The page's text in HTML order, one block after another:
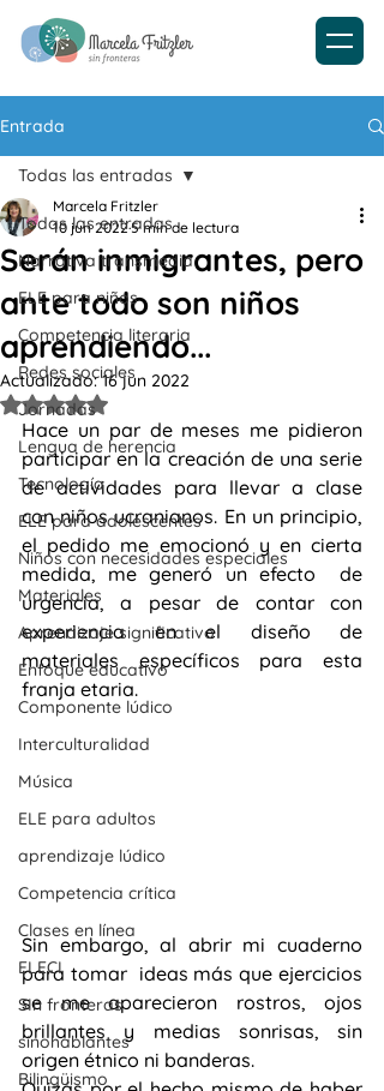
Entrada
Todas las entradas
Narrativa transmedia
ELE para niños
Competencia literaria
Redes sociales
Jornadas
Lengua de herencia
Tecnología
ELE para adolescentes
Niños con necesidades especiales
Materiales
Aprendizaje significativo
Enfoque educativo
Componente lúdico
Interculturalidad
Música
ELE para adultos
aprendizaje lúdico
Competencia crítica
Clases en línea
ELECI
SIn fronteras
sinohablantes
Bilingüismo
Todas las entradas
Serán inmigrantes, pero
ante todo son niños
aprendiendo...
Marcela Fritzler
10 jun 20225 min de lectura
Actualizado:16 jun 2022
Obtuvo NaN de 5 estrellas.
Hace un par de meses me pidieron
participar en la creación de una serie
de actividades para llevar a clase
con niños ucranianos. En un principio,
el pedido me emocionó y en cierta
medida, me generó un efecto  de
urgencia, a pesar de contar con
experiencia en el diseño de
materiales específicos para esta
franja etaria.
Sin embargo, al abrir mi cuaderno
para tomar  ideas más que ejercicios
se me aparecieron rostros, ojos
brillantes y medias sonrisas, sin
origen étnico ni banderas.